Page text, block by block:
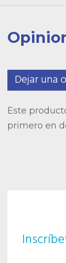
Dejar una
Este
primero en